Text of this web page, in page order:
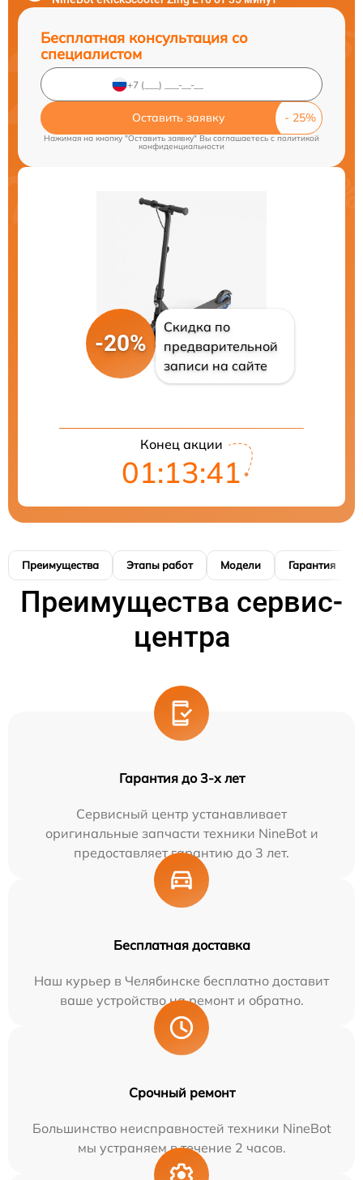
Бесплатная консультация со
специалистом
Оставить заявку
Нажимая на кнопку "Оставить заявку" Вы соглашаетесь c политикой
конфиденциальности
-20%
Скидка по
предварительной
записи на сайте
Конец акции
01:13:40
Преимущества Этапы работ Модели Гарантия
Преимущества сервис-
центра
Гарантия до 3-х лет
Сервисный центр устанавливает
оригинальные запчасти техники NineBot и
предоставляет гарантию до 3 лет.
Бесплатная доставка
Наш курьер в Челябинске бесплатно доставит
ваше устройство на ремонт и обратно.
Срочный ремонт
Большинство неисправностей техники NineBot
мы устраняем в течение 2 часов.